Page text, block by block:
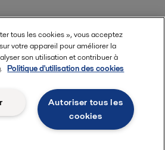
tous les cookies », vous acceptez
votre appareil pour améliorer la
son utilisation et contribuer à
Politique d'utilisation des cookies
Autoriser tous les
cookies